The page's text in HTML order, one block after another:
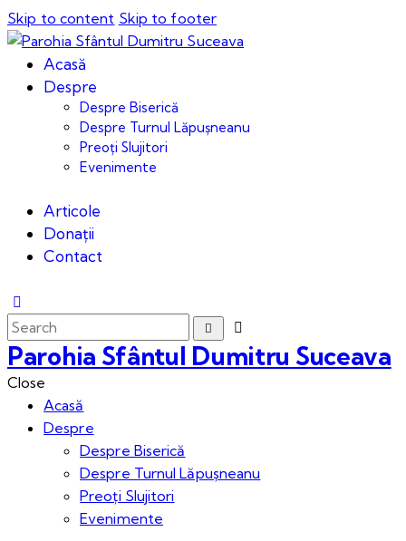
Skip to content Skip to footer
Acasă
Despre
Despre Biserică
Despre Turnul Lăpușneanu
Preoți Slujitori
Evenimente
Articole
Donații
Contact
Parohia Sfântul Dumitru Suceava
Close
Acasă
Despre
Despre Biserică
Despre Turnul Lăpușneanu
Preoți Slujitori
Evenimente